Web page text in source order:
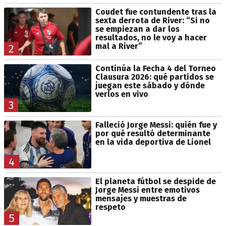
2
Coudet fue contundente tras la
sexta derrota de River: “Si no
se empiezan a dar los
resultados, no le voy a hacer
mal a River”
3
Continúa la Fecha 4 del Torneo
Clausura 2026: qué partidos se
juegan este sábado y dónde
verlos en vivo
4
Falleció Jorge Messi: quién fue y
por qué resultó determinante
en la vida deportiva de Lionel
5
El planeta fútbol se despide de
Jorge Messi entre emotivos
mensajes y muestras de
respeto